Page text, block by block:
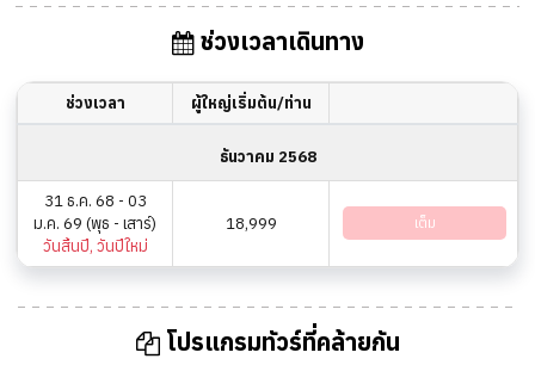
ช่วงเวลาเดินทาง
ช่วงเวลา ผู้ใหญ่เริ่มต้น/ท่าน
ธันวาคม 2568
31 ธ.ค. 68 - 03
ม.ค. 69 (พุธ - เสาร์)
วันสิ้นปี, วันปีใหม่
18,999 เต็ม
โปรแกรมทัวร์ที่คล้ายกัน